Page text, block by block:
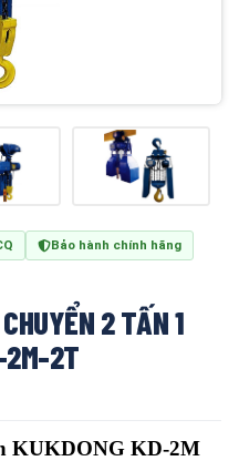
Bảo hành chính hãng
2 TẤN 1
2M-2T
KUKDONG KD-2M